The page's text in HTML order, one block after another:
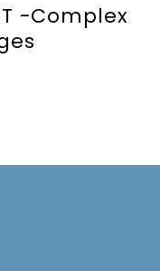
-Complex